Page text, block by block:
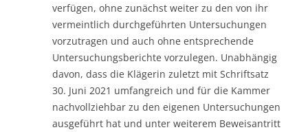
verfügen, ohne zunächst weiter zu den von ihr
vermeintlich durchgeführten Untersuchungen
vorzutragen und auch ohne entsprechende
Untersuchungsberichte vorzulegen. Unabhängig
davon, dass die Klägerin zuletzt mit Schriftsatz
30. Juni 2021 umfangreich und für die Kammer
nachvollziehbar zu den eigenen Untersuchungen
ausgeführt hat und unter weiterem Beweisantritt